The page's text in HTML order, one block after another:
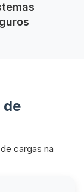
de
cargas na